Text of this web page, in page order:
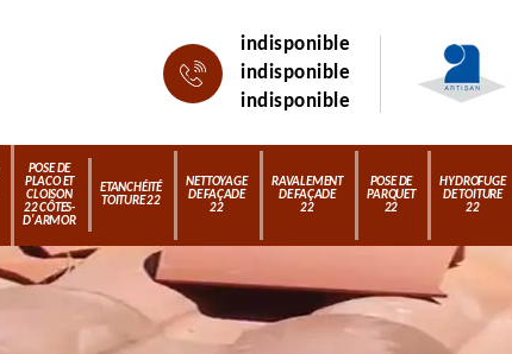
indisponible
indisponible
indisponible
POSE DE
PLACO ET
CLOISON
22 CÔTES-
D'ARMOR
ETANCHÉITÉ
TOITURE 22
NETTOYAGE
DE FAÇADE
22
RAVALEMENT
DE FAÇADE
22
POSE DE
PARQUET
22
HYDROFUGE
DE TOITURE
22